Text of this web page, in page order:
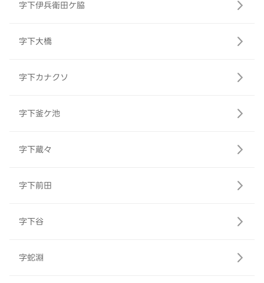
字下伊兵衛田ケ脇
字下大橋
字下カナクソ
字下釜ケ池
字下蔵々
字下前田
字下谷
字蛇淵